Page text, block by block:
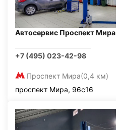
Автосервис Проспект Мира
+7 (495) 023-42-98
Проспект Мира(0,4 км)
проспект Мира, 96с16